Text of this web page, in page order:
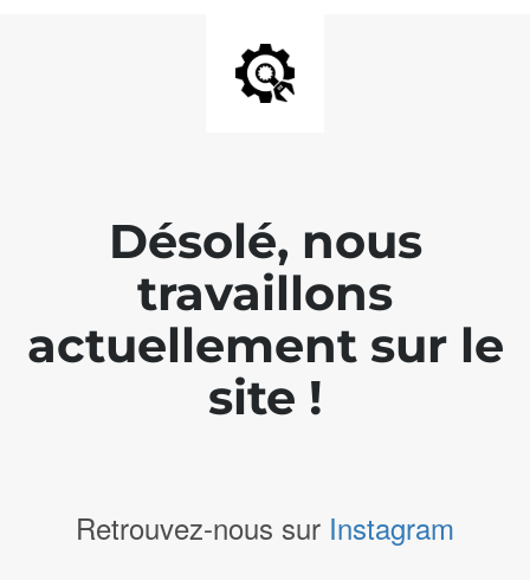
Désolé, nous
travaillons
actuellement sur le
site !
Retrouvez-nous sur Instagram